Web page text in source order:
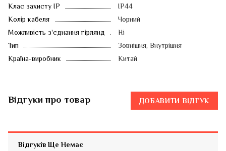
Клас захисту IP
IP44
Колір кабеля
Чорний
Можливість з'єднання гірлянд
Ні
Тип
Зовнішня, Внутрішня
Країна-виробник
Китай
Відгуки про товар ДОБАВИТИ ВІДГУК
Відгуків Ще Немає